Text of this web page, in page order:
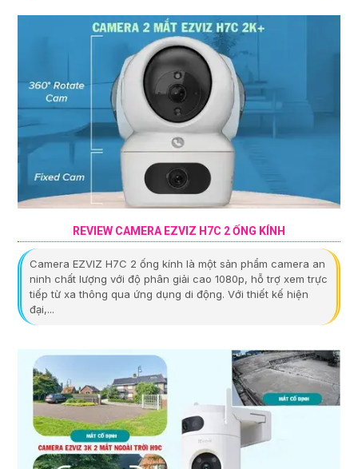
REVIEW CAMERA EZVIZ H7C 2 ỐNG KÍNH
Camera EZVIZ H7C 2 ống kính là một sản phẩm camera an
ninh chất lượng với độ phân giải cao 1080p, hỗ trợ xem trực
tiếp từ xa thông qua ứng dụng di động. Với thiết kế hiện
đại,...